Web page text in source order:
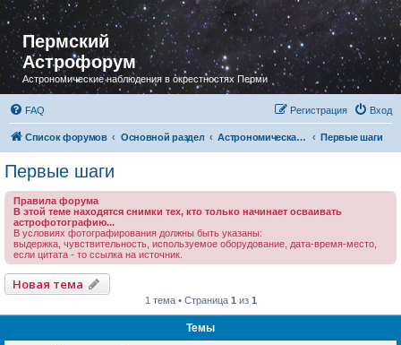
Пермский
Астрофорум
Астрономические наблюдения в окрестностях Перми
FAQ Вход
Регистрация
Список форумов Основной раздел Астрономическая фотография Первые шаги
Первые шаги
Правила форума
В этой теме находятся снимки тех, кто только начинает осваивать
астрофотографию...
В условиях фотографирования должны быть указаны:
выдержка, чувствительность, используемое оборудование, дата-время-место,
если цитата - то ссылка на источник.
Новая тема
1 тема • Страница 1 из 1
Темы